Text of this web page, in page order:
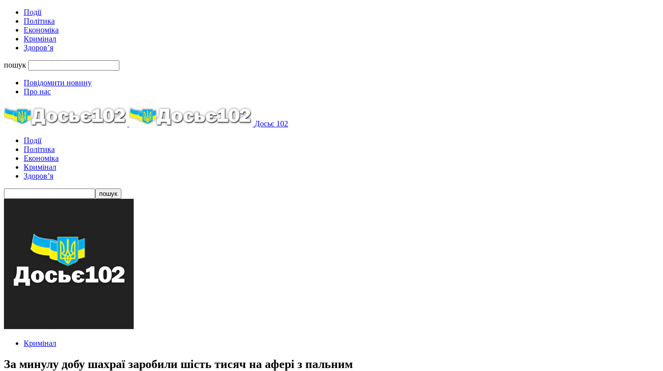
Події
Політика
Економіка
Кримінал
Здоров’я
пошук
Повідомити новину
Про нас
Досьє 102
Події
Політика
Економіка
Кримінал
Здоров’я
Кримінал
За минулу добу шахраї заробили шість тисяч на афері з пальним